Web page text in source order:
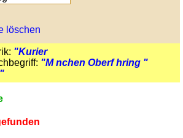
löschen
"Kurier
"M nchen Oberf hring "